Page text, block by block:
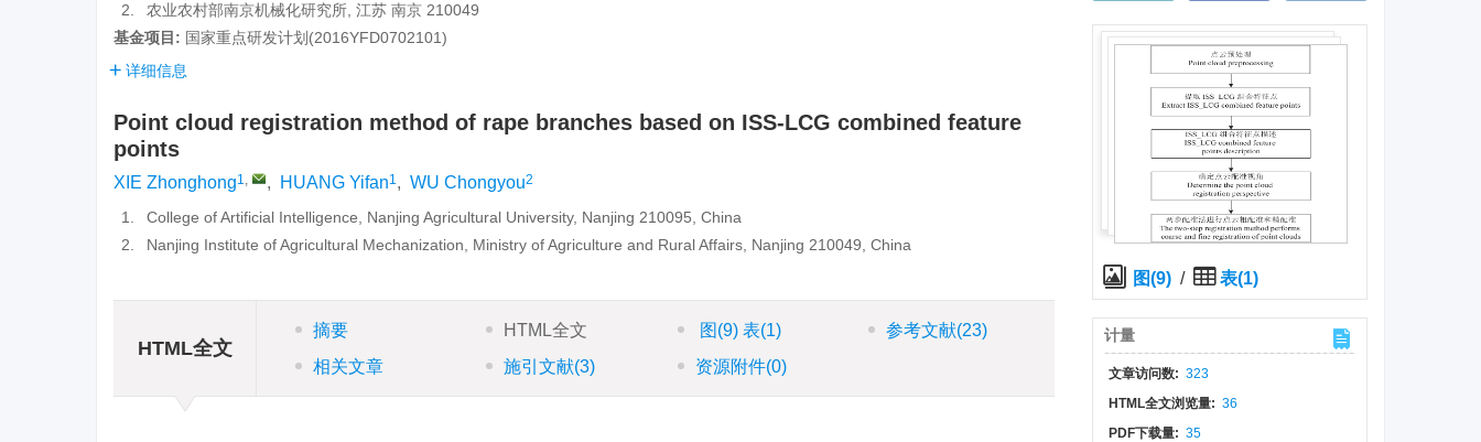
2.
农业农村部南京机械化研究所, 江苏 南京 210049
基金项目: 国家重点研发计划(2016YFD0702101)
详细信息
Point cloud registration method of rape branches based on ISS-LCG combined feature
points
XIE Zhonghong1, , HUANG Yifan1, WU Chongyou2
1.
College of Artificial Intelligence, Nanjing Agricultural University, Nanjing 210095, China
2.
Nanjing Institute of Agricultural Mechanization, Ministry of Agriculture and Rural Affairs, Nanjing 210049, China
HTML全文
摘要 HTML全文 图 (9)表(1) 参考文献(23)
相关文章
施引文献(3) 资源附件(0)
图(9)/ 表(1)
计量
文章访问数: 323
HTML全文浏览量: 36
PDF下载量: 35